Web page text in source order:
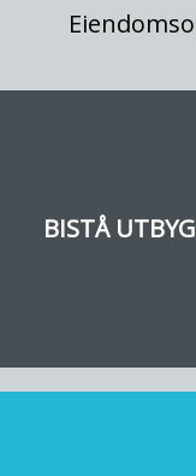
BISTÅ